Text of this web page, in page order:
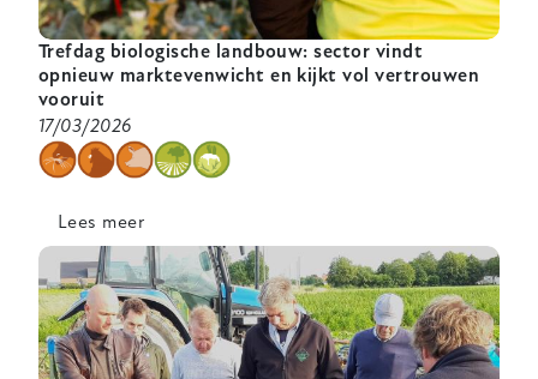
Trefdag biologische landbouw: sector vindt
opnieuw marktevenwicht en kijkt vol vertrouwen
vooruit
17/03/2026
categorie
Lees meer
Trefdag
biologische
landbouw:
sector
vindt